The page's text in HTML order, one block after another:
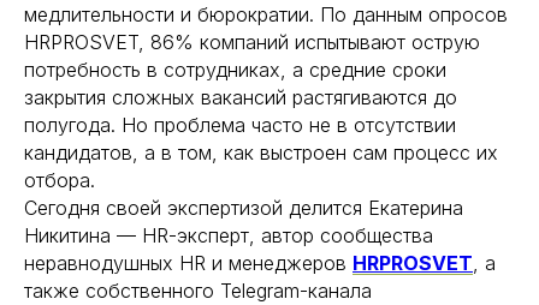
медлительности и бюрократии. По данным опросов
HRPROSVET, 86% компаний испытывают острую
потребность в сотрудниках, а средние сроки
закрытия сложных вакансий растягиваются до
полугода. Но проблема часто не в отсутствии
кандидатов, а в том, как выстроен сам процесс их
отбора.
Сегодня своей экспертизой делится Екатерина
Никитина — HR-эксперт, автор сообщества
неравнодушных HR и менеджеров HRPROSVET, а
также собственного Telegram-канала